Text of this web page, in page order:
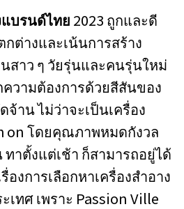
แบรนด์ไทย 2023 ถูกและดี
ต่างและเน้นการสร้าง
สาว ๆ วัยรุ่นและคนรุ่นใหม่
วามต้องการด้วยสีสันของ
าน ไม่ว่าจะเป็นเครื่อง
on โดยคุณภาพหมดกังวล
าตั้งแต่เช้า ก็สามารถอยู่ได้
งการเลือกหาเครื่องสำอาง
ทศ เพราะ Passion Ville